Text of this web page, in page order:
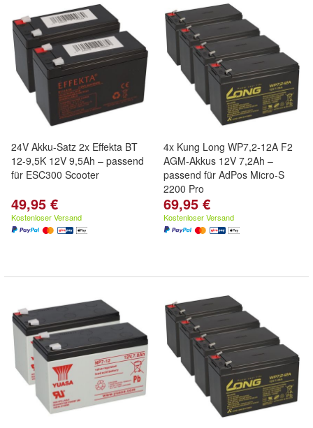
24V Akku-Satz 2x Effekta BT
12-9,5K 12V 9,5Ah – passend
für ESC300 Scooter
49,95 €
Kostenloser Versand
4x Kung Long WP7,2-12A F2
AGM-Akkus 12V 7,2Ah –
passend für AdPos Micro-S
2200 Pro
69,95 €
Kostenloser Versand